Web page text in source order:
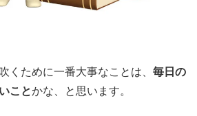
くために一番大事なことは、 毎日の
ことかな、と思います。